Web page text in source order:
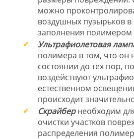
можно
воздушных пузырьков в
заполнения
Ультрафиолетовая
полимера в том, что он
состоянии до тех пор,
воздействуют
естественном
происходит
Скрайбернеобходим
очистки участков
распределения